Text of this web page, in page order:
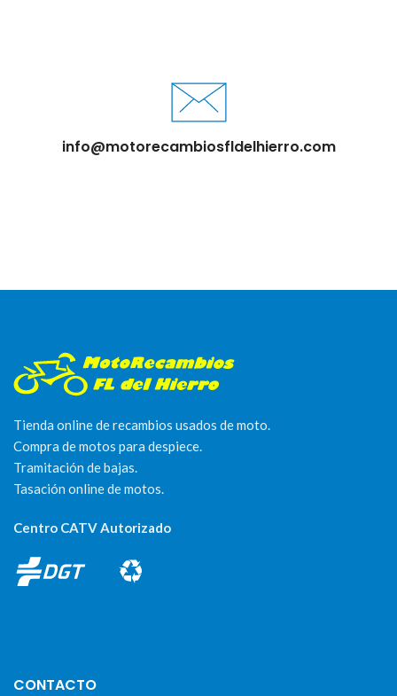
info@motorecambiosfldelhierro.com
Tienda online de recambios usados de moto.
Compra de motos para despiece.
Tramitación de bajas.
Tasación online de motos.
Centro CATV Autorizado
CONTACTO